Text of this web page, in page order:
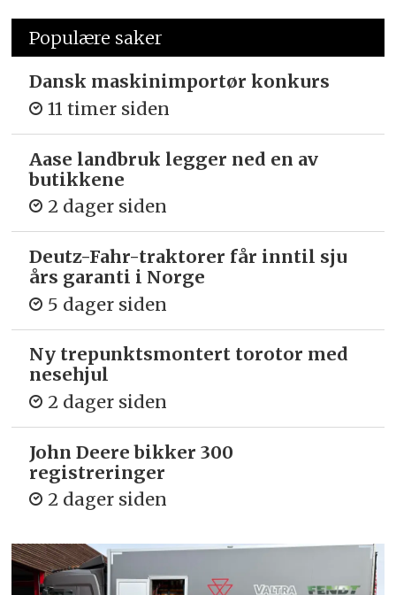
Populære saker
Dansk maskinimportør konkurs
11 timer siden
Aase landbruk legger ned en av
butikkene
2 dager siden
Deutz-Fahr-traktorer får inntil sju
års garanti i Norge
5 dager siden
Ny trepunkts­montert torotor med
nesehjul
2 dager siden
John Deere bikker 300
registreringer
2 dager siden